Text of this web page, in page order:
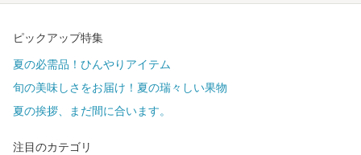
ピックアップ特集
夏の必需品！ひんやりアイテム
旬の美味しさをお届け！夏の瑞々しい果物
夏の挨拶、まだ間に合います。
注目のカテゴリ